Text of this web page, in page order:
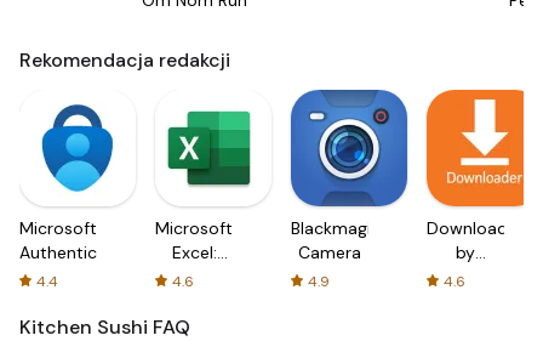
Rekomendacja redakcji
Microsoft
Authenticator
4.4
Microsoft
Excel:
Spreadsheets
4.6
Blackmagic
Camera
4.9
Downloader
by
AFTVnews
4.6
Kitchen Sushi FAQ